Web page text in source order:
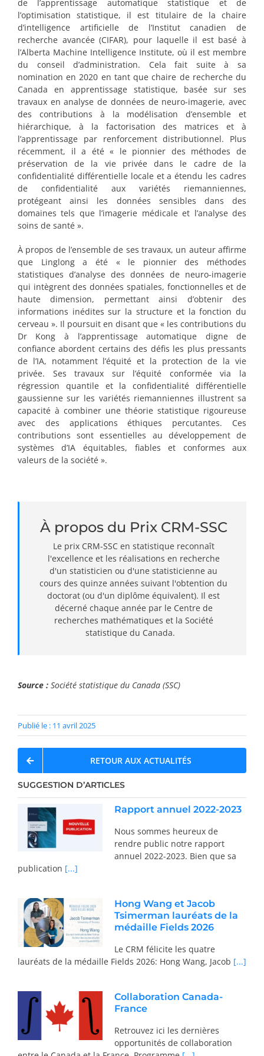
de l’apprentissage automatique statistique et de
l’optimisation statistique, il est titulaire de la chaire
d’intelligence artificielle de l’Institut canadien de
recherche avancée (CIFAR), pour laquelle il est basé à
l’Alberta Machine Intelligence Institute, où il est membre
du conseil d’administration. Cela fait suite à sa
nomination en 2020 en tant que chaire de recherche du
Canada en apprentissage statistique, basée sur ses
travaux en analyse de données de neuro-imagerie, avec
des contributions à la modélisation d’ensemble et
hiérarchique, à la factorisation des matrices et à
l’apprentissage par renforcement distributionnel. Plus
récemment, il a été « le pionnier des méthodes de
préservation de la vie privée dans le cadre de la
confidentialité différentielle locale et a étendu les cadres
de confidentialité aux variétés riemanniennes,
protégeant ainsi les données sensibles dans des
domaines tels que l’imagerie médicale et l’analyse des
soins de santé ».
À propos de l’ensemble de ses travaux, un auteur affirme
que Linglong a été « le pionnier des méthodes
statistiques d’analyse des données de neuro-imagerie
qui intègrent des données spatiales, fonctionnelles et de
haute dimension, permettant ainsi d’obtenir des
informations inédites sur la structure et la fonction du
cerveau ». Il poursuit en disant que « les contributions du
Dr Kong à l’apprentissage automatique digne de
confiance abordent certains des défis les plus pressants
de l’IA, notamment l’équité et la protection de la vie
privée. Ses travaux sur l’équité conformée via la
régression quantile et la confidentialité différentielle
gaussienne sur les variétés riemanniennes illustrent sa
capacité à combiner une théorie statistique rigoureuse
avec des applications éthiques percutantes. Ces
contributions sont essentielles au développement de
systèmes d’IA équitables, fiables et conformes aux
valeurs de la société ».
À propos du Prix CRM-SSC
Le prix CRM-SSC en statistique reconnaît
l'excellence et les réalisations en recherche
d'un statisticien ou d'une statisticienne au
cours des quinze années suivant l'obtention du
doctorat (ou d'un diplôme équivalent). Il est
décerné chaque année par le Centre de
recherches mathématiques et la Société
statistique du Canada.
Source :Société statistique du Canada (SSC)
Publié le : 11 avril 2025
RETOUR AUX ACTUALITÉS
SUGGESTION D’ARTICLES
Rapport annuel 2022-2023
Nous sommes heureux de
rendre public notre rapport
annuel 2022-2023. Bien que sa
publication [...]
Hong Wang et Jacob
Tsimerman lauréats de la
médaille Fields 2026
Le CRM félicite les quatre
lauréats de la médaille Fields 2026: Hong Wang, Jacob [...]
Collaboration Canada-
France
Retrouvez ici les dernières
opportunités de collaboration